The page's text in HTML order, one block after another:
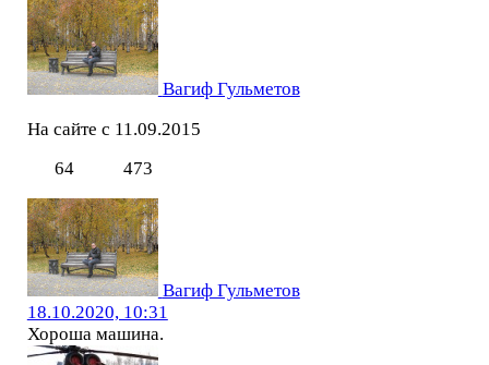
Вагиф Гульметов
На сайте с 11.09.2015
64
473
Вагиф Гульметов
18.10.2020, 10:31
Хороша машина.